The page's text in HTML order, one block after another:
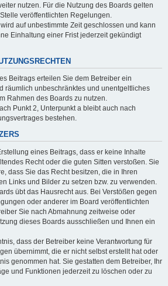
nutzen. Für die Nutzung des Boards gelten
veröffentlichten Regelungen.
auf unbestimmte Zeit geschlossen und kann
Einhaltung einer Frist jederzeit gekündigt
Beitrags erteilen Sie dem Betreiber ein
räumlich unbeschränktes und unentgeltliches
Rahmen des Boards zu nutzen.
Punkt 2, Unterpunkt a bleibt auch nach
bestehen.
eines Beitrags, dass er keine Inhalte
Recht oder die guten Sitten verstoßen. Sie
dass Sie das Recht besitzen, die in Ihren
Links und Bilder zu setzen bzw. zu verwenden.
übt das Hausrecht aus. Bei Verstößen gegen
oder anderer im Board veröffentlichten
Sie nach Abmahnung zeitweise oder
dieses Boards ausschließen und Ihnen ein
dass der Betreiber keine Verantwortung für
übernimmt, die er nicht selbst erstellt hat oder
genommen hat. Sie gestatten dem Betreiber, Ihr
und Funktionen jederzeit zu löschen oder zu